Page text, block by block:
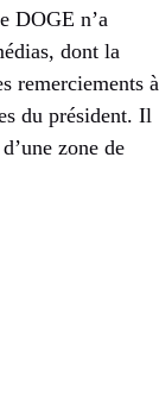
DOGE n’a
dont la
remerciements à
du président. Il
zone de